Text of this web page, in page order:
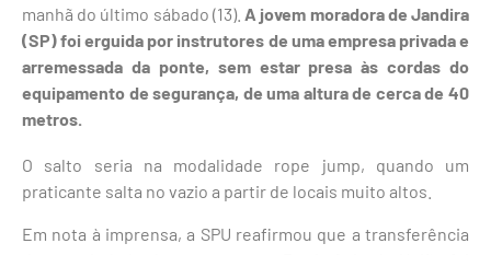
manhã do último sábado (13). A jovem moradora de Jandira
(SP) foi erguida por instrutores de uma empresa privada e
arremessada da ponte, sem estar presa às cordas do
equipamento de segurança, de uma altura de cerca de 40
metros.
O salto seria na modalidade rope jump​​, quando um
praticante salta no vazio a partir de locais muito altos.
Em nota à imprensa, a SPU reafirmou que a transferência